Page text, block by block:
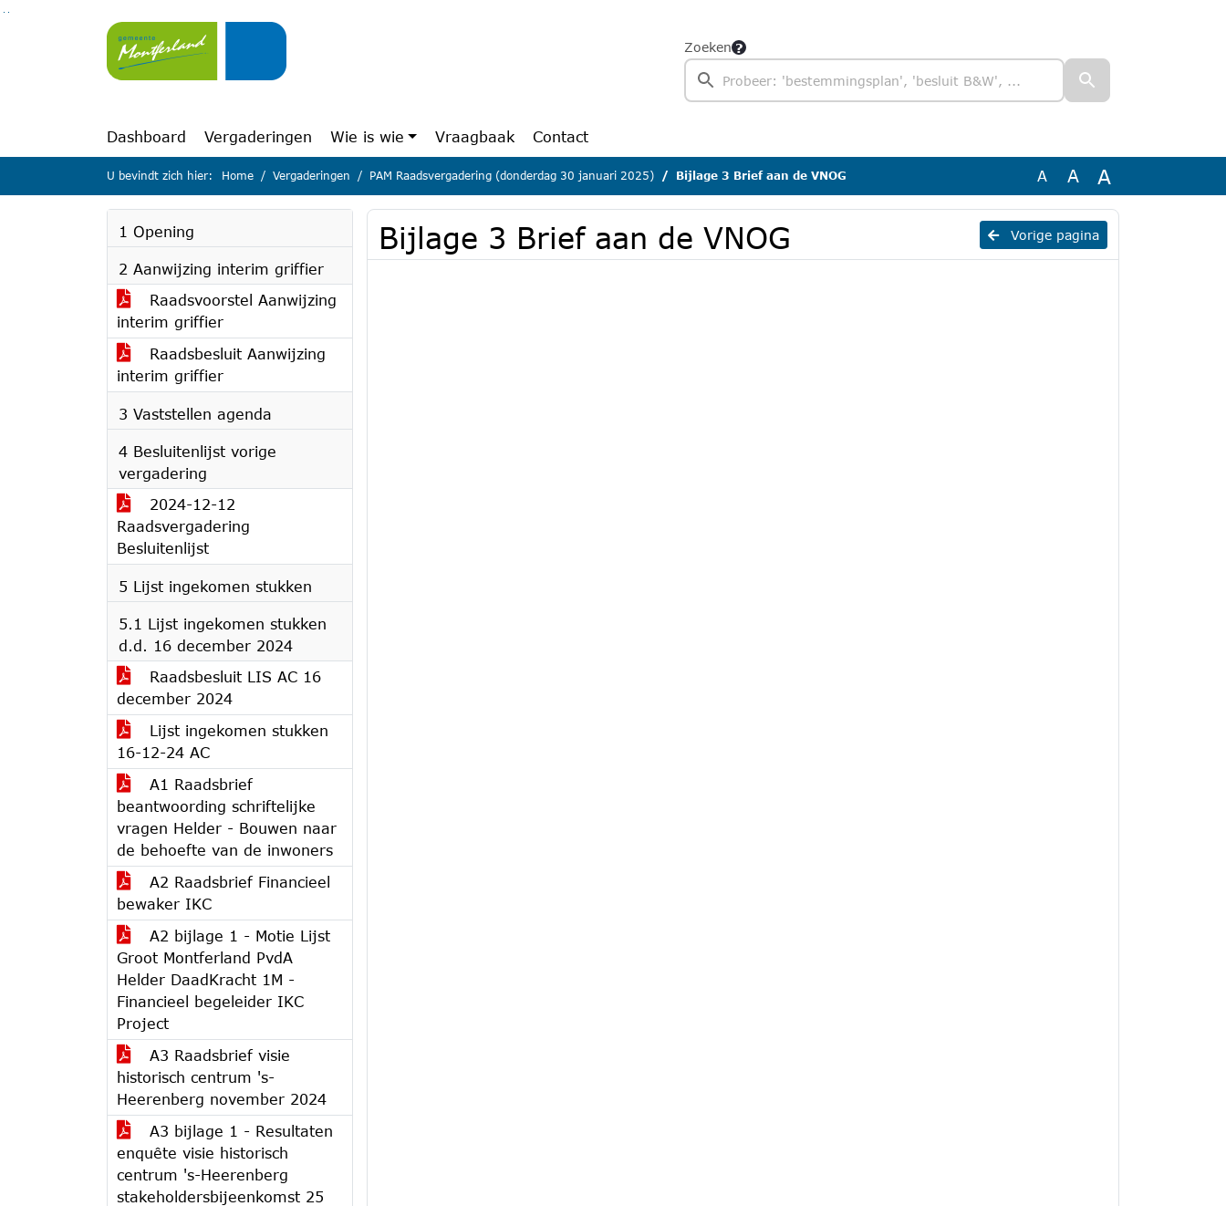
Ga naar de inhoud van deze pagina
Ga naar het zoeken
Ga naar het menu
Zoeken
Dashboard Vergaderingen Wie is wie Vraagbaak Contact
U bevindt zich hier: Home Vergaderingen PAM Raadsvergadering (donderdag 30 januari 2025) Bijlage 3 Brief aan de VNOG A A A
1 Opening
2 Aanwijzing interim griffier
Raadsvoorstel Aanwijzing
interim griffier
Raadsbesluit Aanwijzing
interim griffier
3 Vaststellen agenda
4 Besluitenlijst vorige
vergadering
2024-12-12
Raadsvergadering
Besluitenlijst
5 Lijst ingekomen stukken
5.1 Lijst ingekomen stukken
d.d. 16 december 2024
Raadsbesluit LIS AC 16
december 2024
Lijst ingekomen stukken
16-12-24 AC
A1 Raadsbrief
beantwoording schriftelijke
vragen Helder - Bouwen naar
de behoefte van de inwoners
A2 Raadsbrief Financieel
bewaker IKC
A2 bijlage 1 - Motie Lijst
Groot Montferland PvdA
Helder DaadKracht 1M -
Financieel begeleider IKC
Project
A3 Raadsbrief visie
historisch centrum 's-
Heerenberg november 2024
A3 bijlage 1 - Resultaten
enquête visie historisch
centrum 's-Heerenberg
stakeholdersbijeenkomst 25
Vorige pagina
Bijlage 3 Brief aan de VNOG